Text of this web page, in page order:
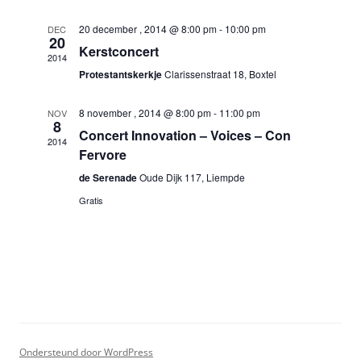
DEC
20
2014
20 december , 2014 @ 8:00 pm- 10:00 pm
Kerstconcert
ProtestantskerkjeClarissenstraat 18, Boxtel
NOV
8
2014
8 november , 2014 @ 8:00 pm- 11:00 pm
Concert Innovation – Voices – Con
Fervore
de SerenadeOude Dijk 117, Liempde
Gratis
Ondersteund door WordPress